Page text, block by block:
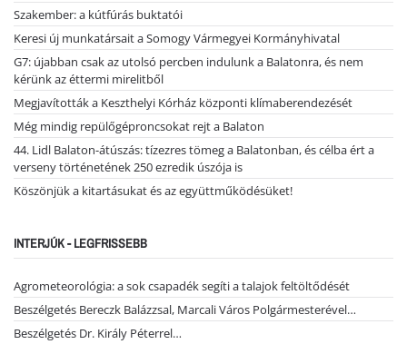
Szakember: a kútfúrás buktatói
Keresi új munkatársait a Somogy Vármegyei Kormányhivatal
G7: újabban csak az utolsó percben indulunk a Balatonra, és nem
kérünk az éttermi mirelitből
Megjavították a Keszthelyi Kórház központi klímaberendezését
Még mindig repülőgéproncsokat rejt a Balaton
44. Lidl Balaton-átúszás: tízezres tömeg a Balatonban, és célba ért a
verseny történetének 250 ezredik úszója is
Köszönjük a kitartásukat és az együttműködésüket!
INTERJÚK - LEGFRISSEBB
Agrometeorológia: a sok csapadék segíti a talajok feltöltődését
Beszélgetés Bereczk Balázzsal, Marcali Város Polgármesterével…
Beszélgetés Dr. Király Péterrel…